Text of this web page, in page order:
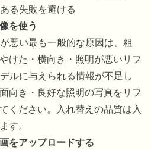
る失敗を避ける
を使う
悪い最も一般的な原因は、粗
けた・横向き・照明が悪いリフ
ルに与えられる情報が不足し
向き・良好な照明の写真をリフ
ください。入れ替えの品質は入
す。
をアップロードする